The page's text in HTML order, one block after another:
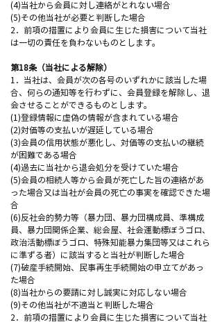
(4)当社から会員に対し連絡がとれない場合
(5)その他当社が必要と判断した場合
2．前項の措置により会員に生じた損害について当社
は一切の責任を負わないものとします。
第18条（当社による解除）
1．当社は、会員が次の各号のいずれかに該当した場
合、何らの通知等を行わずに、会員登録を解除し、退
会させることができるものとします。
(1)登録情報に虚偽の情報が含まれている場合
(2)対価等の支払いが遅延している場合
(3)会員の信用状態が悪化し、対価等の支払いの継続
が困難である場合
(4)過去に当社から退会処分を受けていた場合
(5)会員の相続人等から会員が死亡した旨の連絡があ
った場合又は当社が会員の死亡の事実を確認できた場
合
(6)反社会的勢力等（暴力団、暴力団構成員、準構成
員、暴力団関係企業、総会屋、社会運動標ぼうゴロ、
政治活動標ぼうゴロ、特殊知能暴力集団等又はこれら
に準ずる者）に該当すると当社が判断した場合
(7)破産手続開始、民事再生手続開始の申立てがあっ
た場合
(8)当社からの要請に対し誠実に対応しない場合
(9)その他当社が不適当と判断した場合
2．前項の措置により会員に生じた損害について当社